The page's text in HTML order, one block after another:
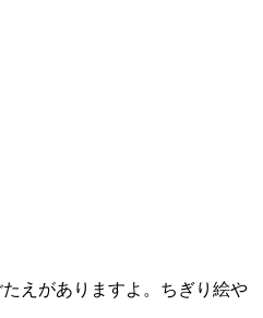
えがありますよ。ちぎり絵や